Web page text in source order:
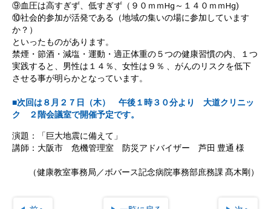
⑨血圧は高すぎず、低すぎず（９０ｍｍHg～１４０ｍｍHg)
⑩社会的参加が活発である（地域の集いの場に参加しています
か？）
といったものがあります。
禁煙・節酒・減塩・運動・適正体重の５つの健康習慣の内、１つ
実践すると、男性は１４％、女性は９％ 、がんのリスクを低下
させる事が明らかとなっています。
■次回は８月２７日（木） 午後１時３０分より 大道クリニッ
ク ２階会議室で開催予定です。
演題：「巨大地震に備えて」
講師：大阪市 危機管理室 防災アドバイザー 芦田 豊通 様
（健康教室事務局／ボバース記念病院事務部庶務課 髙木剛）